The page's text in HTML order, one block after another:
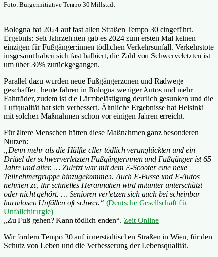
Foto: Bürgerinitiative Tempo 30 Millstadt
Bologna hat 2024 auf fast allen Straßen Tempo 30 eingeführt.
Ergebnis: Seit Jahrzehnten gab es 2024 zum ersten Mal keinen
einzigen für Fußgänger:innen tödlichen Verkehrsunfall. Verkehrstote
insgesamt haben sich fast halbiert, die Zahl von Schwerveletzten ist
um über 30% zurückgegangen.
Parallel dazu wurden neue Fußgängerzonen und Radwege
geschaffen, heute fahren in Bologna weniger Autos und mehr
Fahrräder, zudem ist die Lärmbelästigung deutlich gesunken und die
Luftqualität hat sich verbessert. Ähnliche Ergebnisse hat Helsinki
mit solchen Maßnahmen schon vor einigen Jahren erreicht.
Für ältere Menschen hätten diese Maßnahmen ganz besonderen
Nutzen:
„Denn mehr als die Hälfte aller tödlich verunglückten und ein
Drittel der schwerverletzten Fußgängerinnen und Fußgänger ist 65
Jahre und älter. … Zuletzt war mit dem E-Scooter eine neue
Teilnehmergruppe hinzugekommen. Auch E-Busse und E-Autos
nehmen zu, ihr schnelles Herannahen wird mitunter unterschätzt
oder nicht gehört. … Senioren verletzen sich auch bei scheinbar
harmlosen Unfällen oft schwer.“ (Deutsche Gesellschaft für
Unfallchirurgie)
„Zu Fuß gehen? Kann tödlich enden“. Zeit Online
Wir fordern Tempo 30 auf innerstädtischen Straßen in Wien, für den
Schutz von Leben und die Verbesserung der Lebensqualität.